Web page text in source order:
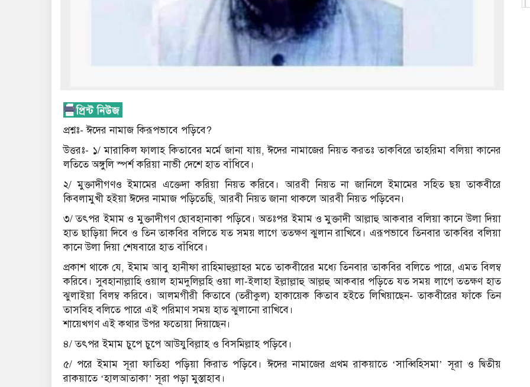
প্রশ্নঃ- ঈদের নামাজ কিরূপভাবে পড়িবে?
উত্তরঃ- ১/ মারাকিল ফালাহ কিতাবের মর্মে জানা যায়, ঈদের নামাজের নিয়ত করতঃ তাকবিরে তাহরিমা বলিয়া কানের
লতিতে অঙ্গুলি স্পর্শ করিয়া নাভী দেশে হাত বাঁধিবে।
২/ মুক্তাদীগণও ইমামের এক্তেদা করিয়া নিয়ত করিবে। আরবী নিয়ত না জানিলে ইমামের সহিত ছয় তাকবীরে
কিবলামুখী হইয়া ঈদের নামাজ পড়িতেছি, আরবী নিয়ত জানা থাকলে আরবী নিয়ত পড়িবেন।
৩/ তৎপর ইমাম ও মুক্তাদীগণ ছোবহানাকা পড়িবে। অতঃপর ইমাম ও মুক্তাদী আল্লাহু আকবার বলিয়া কানে উলা দিয়া
হাত ছাড়িয়া দিবে ও তিন তাকবির বলিতে যত সময় লাগে ততক্ষণ ঝুলান রাখিবে। এরূপভাবে তিনবার তাকবির বলিয়া
কানে উলা দিয়া শেষবারে হাত বাঁধিবে।
প্রকাশ থাকে যে, ইমাম আবু হানীফা রাহিমাহুল্লাহর মতে তাকবীরের মধ্যে তিনবার তাকবির বলিতে পারে, এমত বিলম্ব
করিবে। সুবহানাল্লাহি ওয়াল হামদুলিল্লহি ওয়া লা-ইলাহা ইল্লাল্লাহু আল্লহু আকবার পড়িতে যত সময় লাগে ততক্ষণ হাত
ঝুলাইয়া বিলম্ব করিবে। আলমগীরী কিতাবে (তরীকুল) হাকায়েক কিতাব হইতে লিখিয়াছেন- তাকবীরের ফাঁকে তিন
তাসবিহ বলিতে পারে এই পরিমাণ সময় হাত ঝুলানো রাখিবে।
শায়েখগণ এই কথার উপর ফতোয়া দিয়াছেন।
৪/ তৎপর ইমাম চুপে চুপে আউযুবিল্লাহ ও বিসমিল্লাহ পড়িবে।
৫/ পরে ইমাম সূরা ফাতিহা পড়িয়া কিরাত পড়িবে। ঈদের নামাজের প্রথম রাকয়াতে ‘সাব্বিহিসমা’ সূরা ও দ্বিতীয়
রাকয়াতে ‘হালআতাকা’ সূরা পড়া মুস্তাহাব।